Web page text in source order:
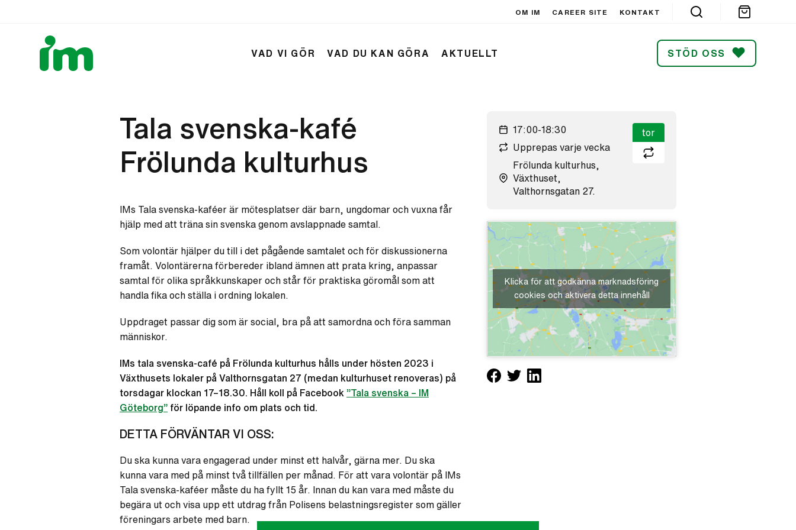
OM IM CAREER SITE KONTAKT
VAD VI GÖR VAD DU KAN GÖRA AKTUELLT STÖD OSS
Tala svenska-kafé
Frölunda kulturhus
IMs Tala svenska-kaféer är mötesplatser där barn, ungdomar och vuxna får
hjälp med att träna sin svenska genom avslappnade samtal.
Som volontär hjälper du till i det pågående samtalet och för diskussionerna
framåt. Volontärerna förbereder ibland ämnen att prata kring, anpassar
samtal för olika språkkunskaper och står för praktiska göromål som att
handla fika och ställa i ordning lokalen.
Uppdraget passar dig som är social, bra på att samordna och föra samman
människor.
IMs tala svenska-café på Frölunda kulturhus hålls under hösten 2023 i
Växthusets lokaler på Valthornsgatan 27 (medan kulturhuset renoveras) på
torsdagar klockan 17–18.30. Håll koll på Facebook ”Tala svenska – IM
Göteborg” för löpande info om plats och tid.
DETTA FÖRVÄNTAR VI OSS:
Du ska kunna vara engagerad under minst ett halvår, gärna mer. Du ska
kunna vara med på minst två tillfällen per månad. För att vara volontär på IMs
Tala svenska-kaféer måste du ha fyllt 15 år. Innan du kan vara med måste du
begära ut och visa upp ett utdrag från Polisens belastningsregister som gäller
föreningars arbete med barn.
tor
17:00-18:30
Upprepas varje vecka
Frölunda kulturhus,
Växthuset,
Valthornsgatan 27.
Klicka för att godkänna marknadsföring
cookies och aktivera detta innehåll